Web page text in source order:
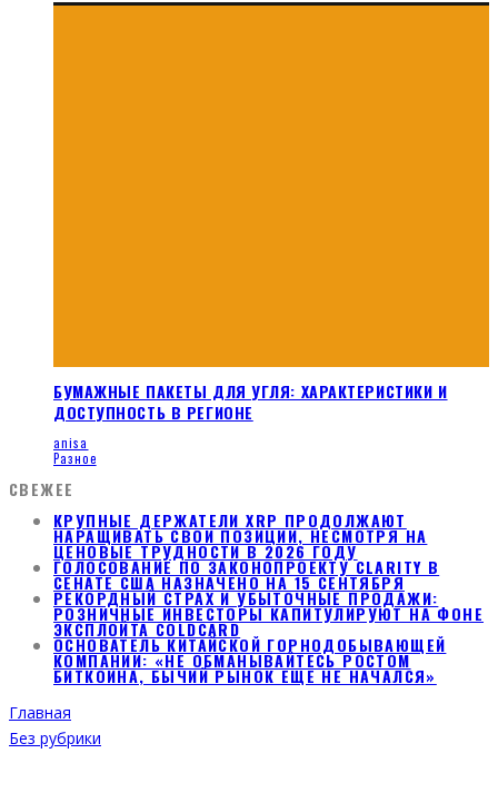
БУМАЖНЫЕ ПАКЕТЫ ДЛЯ УГЛЯ: ХАРАКТЕРИСТИКИ И
ДОСТУПНОСТЬ В РЕГИОНЕ
anisa
Разное
СВЕЖЕЕ
КРУПНЫЕ ДЕРЖАТЕЛИ XRP ПРОДОЛЖАЮТ
НАРАЩИВАТЬ СВОИ ПОЗИЦИИ, НЕСМОТРЯ НА
ЦЕНОВЫЕ ТРУДНОСТИ В 2026 ГОДУ
ГОЛОСОВАНИЕ ПО ЗАКОНОПРОЕКТУ CLARITY В
СЕНАТЕ США НАЗНАЧЕНО НА 15 СЕНТЯБРЯ
РЕКОРДНЫЙ СТРАХ И УБЫТОЧНЫЕ ПРОДАЖИ:
РОЗНИЧНЫЕ ИНВЕСТОРЫ КАПИТУЛИРУЮТ НА ФОНЕ
ЭКСПЛОЙТА COLDCARD
ОСНОВАТЕЛЬ КИТАЙСКОЙ ГОРНОДОБЫВАЮЩЕЙ
КОМПАНИИ: «НЕ ОБМАНЫВАЙТЕСЬ РОСТОМ
БИТКОИНА, БЫЧИЙ РЫНОК ЕЩЕ НЕ НАЧАЛСЯ»
Главная
Без рубрики